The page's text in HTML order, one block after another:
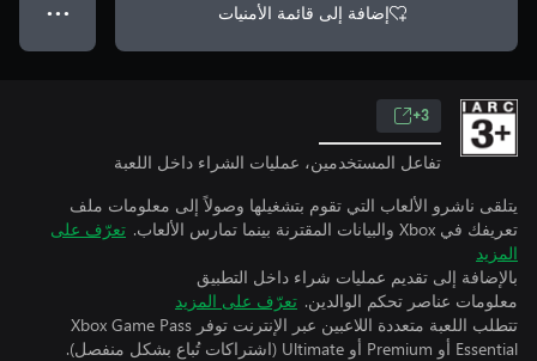
إضافة إلى قائمة الأمنيات ● ● ●
3+
تفاعل المستخدمين، عمليات الشراء داخل اللعبة
يتلقى ناشرو الألعاب التي تقوم بتشغيلها وصولاً إلى معلومات ملف
تعريفك في Xbox والبيانات المقترنة بينما تمارس الألعاب.
تعرّف على
المزيد
بالإضافة إلى تقديم عمليات شراء داخل التطبيق
معلومات عناصر تحكم الوالدين. تعرّف على المزيد
تتطلب اللعبة متعددة اللاعبين عبر الإنترنت توفر Xbox Game Pass
Essential أو Premium أو Ultimate (اشتراكات تُباع بشكل منفصل).